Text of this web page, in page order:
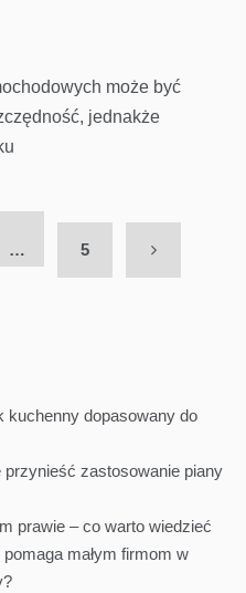
może być
jednakże
… 5
dopasowany do
zastosowanie piany
prawie – co warto wiedzieć
małym firmom w